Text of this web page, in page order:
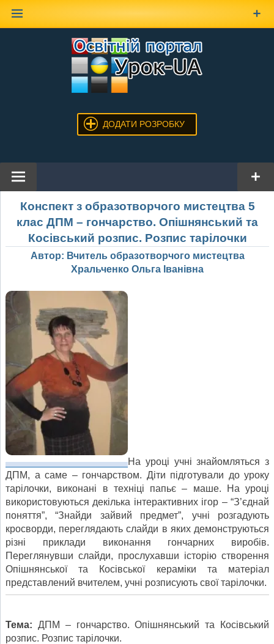
ДОДАТИ РОЗРОБКУ
Конспект з образотворчого мистецтва 5
клас ДПМ – гончарство. Опішнянський та
Косівський розпис. Розпис тарілочки
Автор: Вчитель образотворчого мистецтва
Хральченко Ольга Іванівна
На уроці учні знайомляться з
ДПМ, а саме – гончарством. Діти підготували до уроку
тарілочки, виконані в техніці папьє – маше. На уроці
використовуються декілька інтерактивних ігор – “З’єднай
поняття”, “Знайди зайвий предмет”, учні розгадують
кросворди, переглядають слайди в яких демонструються
різні приклади виконання гончарних виробів.
Переглянувши слайди, прослухавши історію створення
Опішнянської та Косівської кераміки та матеріал
представлений вчителем, учні розписують свої тарілочки.
Тема: ДПМ – гончарство. Опішнянський та Косівський
розпис. Розпис тарілочки.